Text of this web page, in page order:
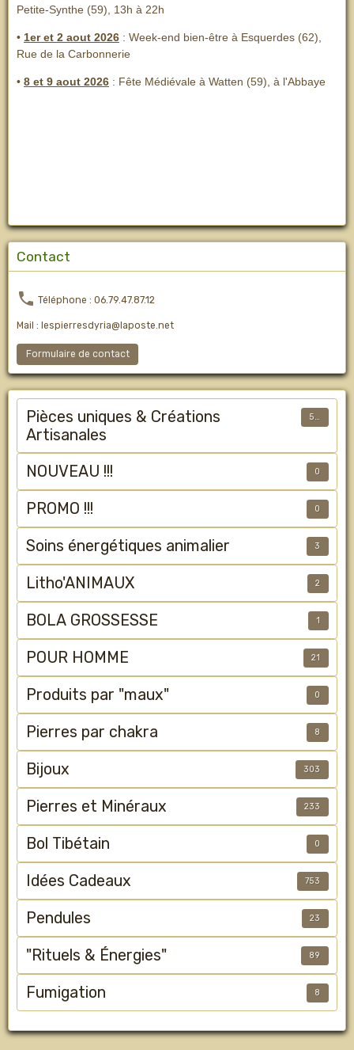
Petite-Synthe (59), 13h à 22h
• 1er et 2 aout 2026 : Week-end bien-être à Esquerdes (62),
Rue de la Carbonnerie
• 8 et 9 aout 2026 : Fête Médiévale à Watten (59), à l'Abbaye
Contact
Téléphone : 06.79.47.87.12
Mail : lespierresdyria@laposte.net
Formulaire de contact
Pièces uniques & Créations
Artisanales
NOUVEAU !!! 0
PROMO !!! 0
Soins énergétiques animalier 3
Litho'ANIMAUX 2
BOLA GROSSESSE 1
POUR HOMME 21
Produits par "maux" 0
Pierres par chakra 8
Bijoux 303
Pierres et Minéraux 233
Bol Tibétain 0
Idées Cadeaux 753
Pendules 23
"Rituels & Énergies" 89
Fumigation 8